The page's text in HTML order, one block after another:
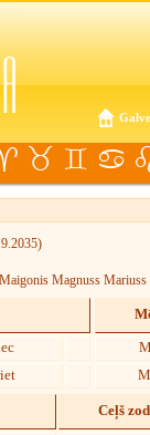
Maigonis Magnuss Mariuss
Ceļš